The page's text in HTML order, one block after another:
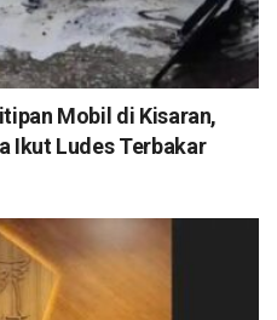
Mobil di Kisaran,
Ikut Ludes Terbakar